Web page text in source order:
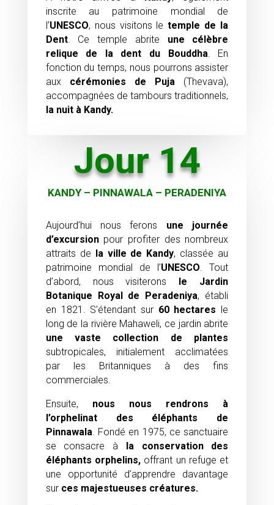
inscrite au patrimoine mondial de
l’UNESCO, nous visitons letemple de la
Dent. Ce temple abrite une célèbre
relique de la dent du Bouddha . En
fonction du temps, nous pourrons assister
aux cérémonies de Puja (Thevava),
accompagnées de tambours traditionnels,
la nuit à Kandy.
Jour 14
KANDY – PINNAWALA – PERADENIYA
Aujourd’hui nous ferons une journée
d’excursionpour profiter des nombreux
attraits de la ville de Kandy, classée au
patrimoine mondial de l’UNESCO . Tout
d’abord, nous visiterons le Jardin
Botanique Royal de Peradeniya, établi
en 1821. S’étendant sur 60 hectares le
long de la rivière Mahaweli, ce jardin abrite
une vaste collection de plantes
subtropicales, initialement acclimatées
par les Britanniques à des fins
commerciales.
Ensuite, nous nous rendrons à
l’orphelinat des éléphants de
Pinnawala . Fondé en 1975, ce sanctuaire
se consacre à la conservation des
éléphants orphelins, offrant un refuge et
une opportunité d’apprendre davantage
sur ces majestueuses créatures.